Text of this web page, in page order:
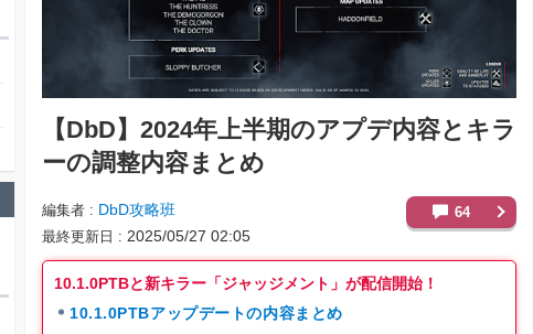
【DbD】 2024年上半期のアプデ内容とキラ
ーの調整内容まとめ
編集者 DbD攻略班
最終更新日 2025/05/27 02:05
64
10.1.0PTBと新キラー「ジャッジメント」が配信開始！
10.1.0PTBアップデートの内容まとめ